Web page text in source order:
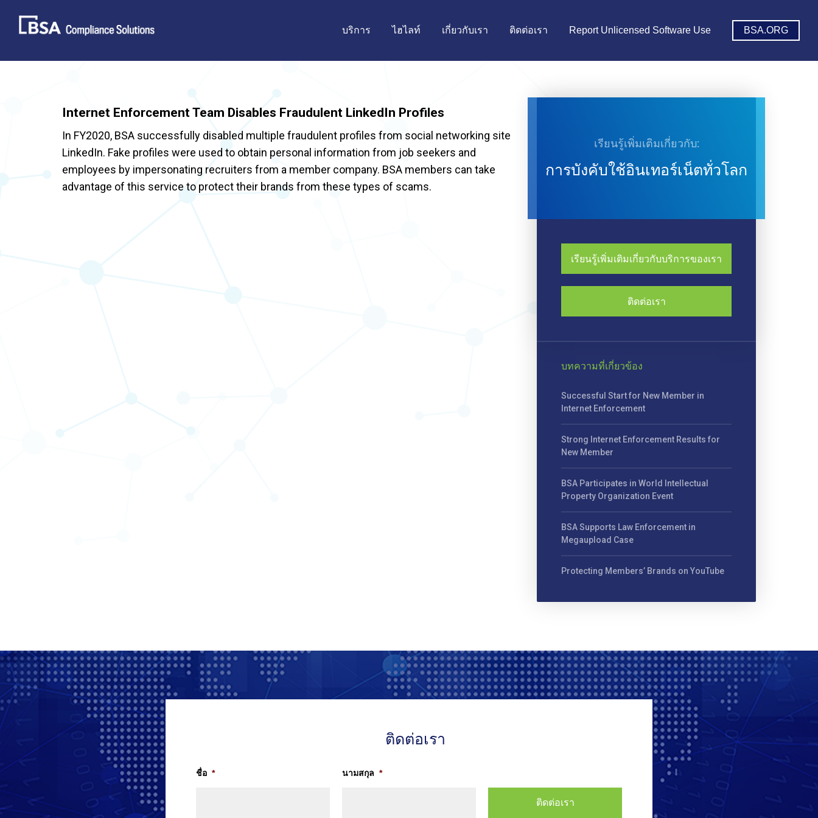
content
บริการ ไฮไลท์ เกี่ยวกับเรา ติดต่อเรา Report Unlicensed Software Use BSA.ORG
Internet Enforcement Team Disables Fraudulent LinkedIn Profiles
In FY2020, BSA successfully disabled multiple fraudulent profiles from social networking site
LinkedIn. Fake profiles were used to obtain personal information from job seekers and
employees by impersonating recruiters from a member company. BSA members can take
advantage of this service to protect their brands from these types of scams.
เรียนรู้เพิ่มเติมเกี่ยวกับ:
การบังคับใช้อินเทอร์เน็ตทั่วโลก
เรียนรู้เพิ่มเติมเกี่ยวกับบริการของเรา
ติดต่อเรา
บทความที่เกี่ยวข้อง
Successful Start for New Member in
Internet Enforcement
Strong Internet Enforcement Results for
New Member
BSA Participates in World Intellectual
Property Organization Event
BSA Supports Law Enforcement in
Megaupload Case
Protecting Members’ Brands on YouTube
ติดต่อเรา
ชื่อ * นามสกุล *